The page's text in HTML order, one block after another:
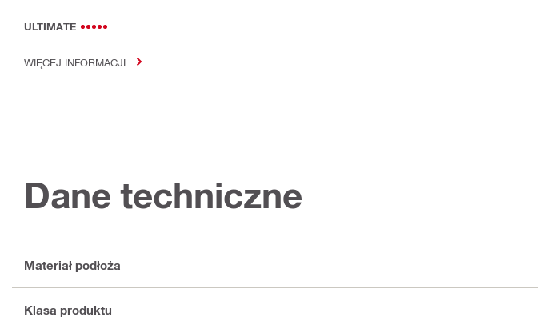
ULTIMATE
WIĘCEJ INFORMACJI
Dane techniczne
Materiał podłoża
Klasa produktu